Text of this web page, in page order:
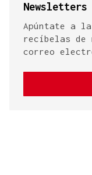
Newsletters
Apúntate a
recíbelas de
correo